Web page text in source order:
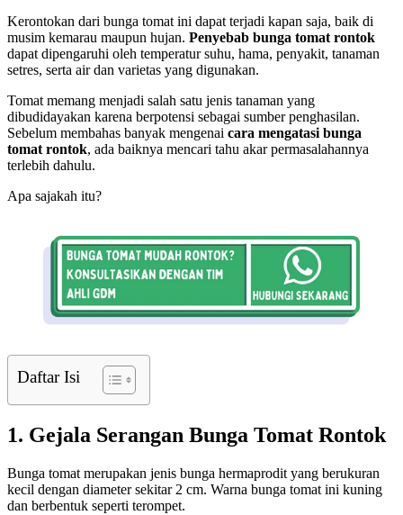
Kerontokan dari bunga tomat ini dapat terjadi kapan saja, baik di
musim kemarau maupun hujan. Penyebab bunga tomat rontok
dapat dipengaruhi oleh temperatur suhu, hama, penyakit, tanaman
setres, serta air dan varietas yang digunakan.
Tomat memang menjadi salah satu jenis tanaman yang
dibudidayakan karena berpotensi sebagai sumber penghasilan.
Sebelum membahas banyak mengenai cara mengatasi bunga
tomat rontok, ada baiknya mencari tahu akar permasalahannya
terlebih dahulu.
Apa sajakah itu?
Daftar Isi
1. Gejala Serangan Bunga Tomat Rontok
Bunga tomat merupakan jenis bunga hermaprodit yang berukuran
kecil dengan diameter sekitar 2 cm. Warna bunga tomat ini kuning
dan berbentuk seperti terompet.